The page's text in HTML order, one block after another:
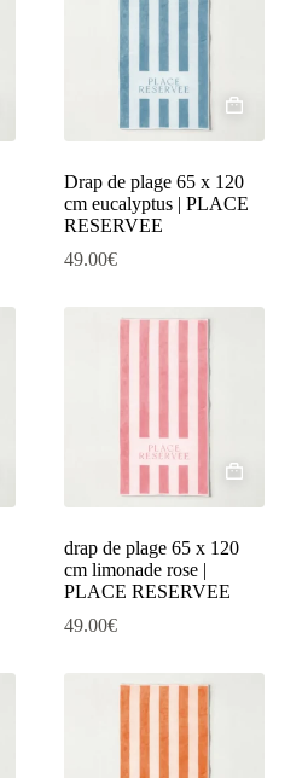
Drap de plage 65 x 120
cm eucalyptus | PLACE
RESERVEE
49.00€
drap de plage 65 x 120
cm limonade rose |
PLACE RESERVEE
49.00€